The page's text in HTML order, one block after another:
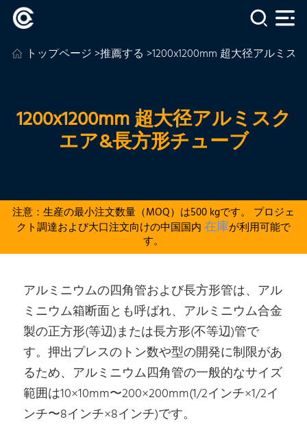
トップページ>推薦する >1200x1200mm 超大径アルミス
1200x1200mm 超大径アルミスク
エア&長方形チューブ
注意：生産の最小注文数量（MOQ）は500 kgです。 プロジェ
クト調達および大口注文向けの中国国内 在庫が利用可能で
す。
アルミニウムの四角管および長方形管は、アル
ミニウム箱断面とも呼ばれ、アルミニウム合金
製の正方形(等辺)または長方形(不等辺)管で
す。押出プレスのトン数や型の開発に制限があ
るため、アルミニウム四角管の一般的なサイズ
範囲は10×10mm〜200×200mm(1/2インチ×1/2イ
ンチ〜8インチ×8インチ)です。